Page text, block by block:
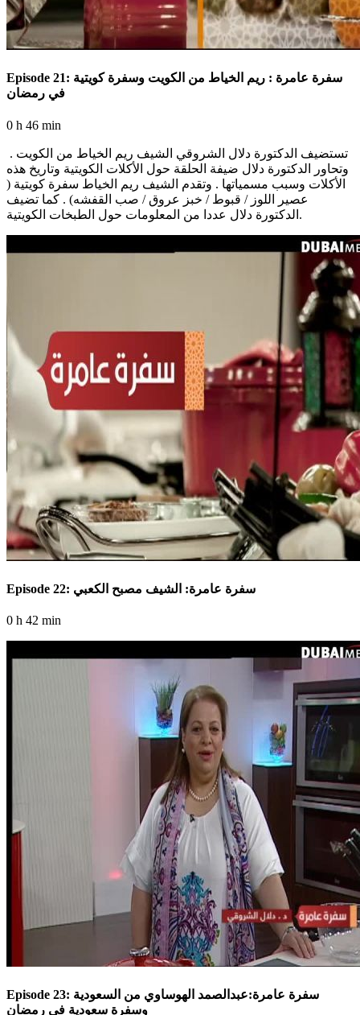
Episode 21: سفرة عامرة : ريم الخياط من الكويت وسفرة كويتية
في رمضان
0 h 46 min
وتحاور الدكتورة دلال ضيفة الحلقة حول الأكلات الكويتية وتاريخ هذه
الأكلات وسبب مسمياتها . وتقدم الشيف ريم الخياط سفرة كويتية (
عصير اللوز / قبوط / خبز عروق / صب القفشه) . كما تضيف
الدكتورة دلال عددا من المعلومات حول الطبخات الكويتية.
Episode 22: سفرة عامرة: الشيف مصبح الكعبي
0 h 42 min
Episode 23: سفرة عامرة:عبدالصمد الهوساوي من السعودية
وسفرة سعودية في رمضان